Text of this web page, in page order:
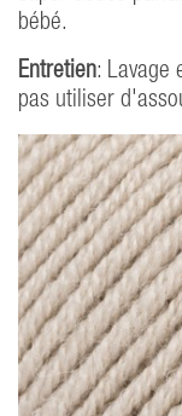
bébé.
Entretien: Lavage
pas utiliser